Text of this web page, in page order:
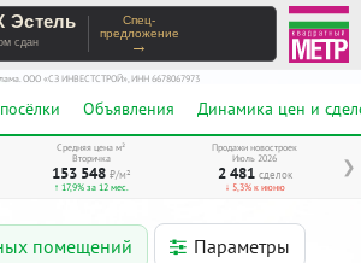
Эстель
сдан
Спец-
предложение
→
ООО «СЗ ИНВЕСТСТРОЙ», ИНН 6678067973
Объявления Динамика цен и
❯
Средняя цена м²
Вторичка
153 548 ₽/м²
↑ 17,9% за 12 мес.
Продажи новостроек
Июль 2026
2 481 сделок
↓ 5,3% к июню
помещений Параметры